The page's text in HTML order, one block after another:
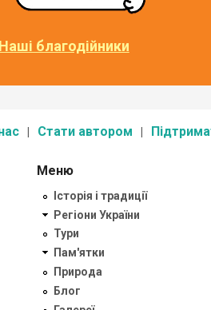
Наші благодійники
Стати автором
Меню
Історія і традиції
Регіони України
Тури
Пам'ятки
Природа
Блог